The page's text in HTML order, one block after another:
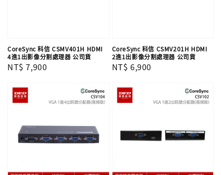
CoreSync 科信 CSMV401H HDMI
4進1出影像分割處理器 公司貨
Regular
NT$ 7,900
CoreSync 科信 CSMV201H HDMI
2進1出影像分割處理器 公司貨
Regular
NT$ 6,900